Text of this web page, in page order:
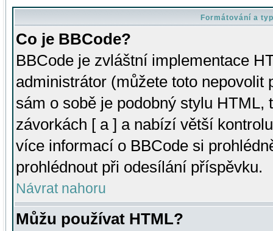
Formátování a
Co je BBCode?
BBCode je zvláštní implementace
administrátor (můžete toto
sám o sobě je podobný stylu HTML,
závorkách [ a ] a nabízí větší
více informací o BBCode si
prohlédnout při odesílání příspěvku.
Návrat nahoru
Můžu používat HTML?